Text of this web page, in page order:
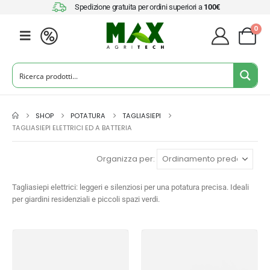
Spedizione gratuita per ordini superiori a 100€
0
SHOP POTATURA
TAGLIASIEPI
TAGLIASIEPI ELETTRICI ED A BATTERIA
Organizza per:
Tagliasiepi elettrici: leggeri e silenziosi per una potatura precisa. Ideali
per giardini residenziali e piccoli spazi verdi.